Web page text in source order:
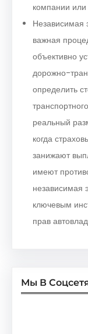
компании или
Независимая
важная
объективно
дорожно-
определить
реальный
когда
занижают
имеют
независимая
ключевым
прав
Мы В